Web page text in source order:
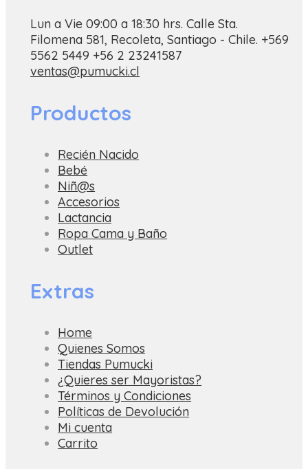
Lun a Vie 09:00 a 18:30 hrs. Calle Sta.
Filomena 581, Recoleta, Santiago - Chile. +569
5562 5449 +56 2 23241587
ventas@pumucki.cl
Productos
Recién Nacido
Bebé
Niñ@s
Accesorios
Lactancia
Ropa Cama y Baño
Outlet
Extras
Home
Quienes Somos
Tiendas Pumucki
¿Quieres ser Mayoristas?
Términos y Condiciones
Políticas de Devolución
Mi cuenta
Carrito